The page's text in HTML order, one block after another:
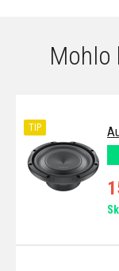
Mohlo
TIP